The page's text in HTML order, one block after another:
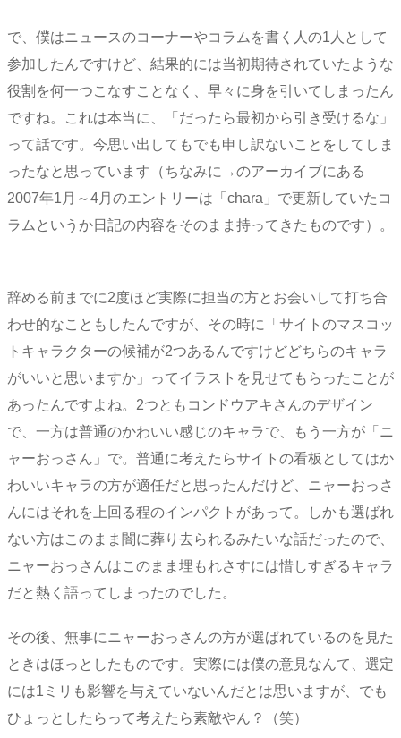
で、僕はニュースのコーナーやコラムを書く人の1人として
参加したんですけど、結果的には当初期待されていたような
役割を何一つこなすことなく、早々に身を引いてしまったん
ですね。これは本当に、「だったら最初から引き受けるな」
って話です。今思い出してもでも申し訳ないことをしてしま
ったなと思っています（ちなみに→のアーカイブにある
2007年1月～4月のエントリーは「chara」で更新していたコ
ラムというか日記の内容をそのまま持ってきたものです）。
辞める前までに2度ほど実際に担当の方とお会いして打ち合
わせ的なこともしたんですが、その時に「サイトのマスコッ
トキャラクターの候補が2つあるんですけどどちらのキャラ
がいいと思いますか」ってイラストを見せてもらったことが
あったんですよね。2つともコンドウアキさんのデザイン
で、一方は普通のかわいい感じのキャラで、もう一方が「ニ
ャーおっさん」で。普通に考えたらサイトの看板としてはか
わいいキャラの方が適任だと思ったんだけど、ニャーおっさ
んにはそれを上回る程のインパクトがあって。しかも選ばれ
ない方はこのまま闇に葬り去られるみたいな話だったので、
ニャーおっさんはこのまま埋もれさすには惜しすぎるキャラ
だと熱く語ってしまったのでした。
その後、無事にニャーおっさんの方が選ばれているのを見た
ときはほっとしたものです。実際には僕の意見なんて、選定
には1ミリも影響を与えていないんだとは思いますが、でも
ひょっとしたらって考えたら素敵やん？（笑）